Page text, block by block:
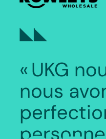
« UKG
nous